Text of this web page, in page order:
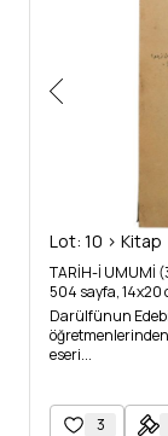
Lot: 10 > Kitap
TARİH-İ UMUMİ
504 sayfa, 14x20
Darülfünun
eseri...
3